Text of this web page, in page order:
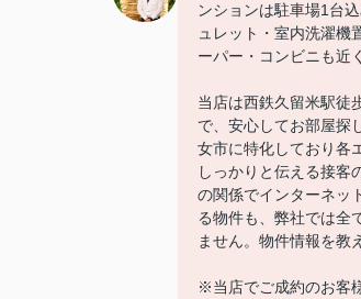
ンションは駐車場1台
ュレット・室内洗濯機
ーパー・コンビニも近
当店は西鉄久留米駅徒
で、安心してお部屋探
女市に特化しており各
しっかりと伝える接客
の関係でインターネッ
る物件も、弊社では全
ません。物件情報を教
※当店でご成約のお客